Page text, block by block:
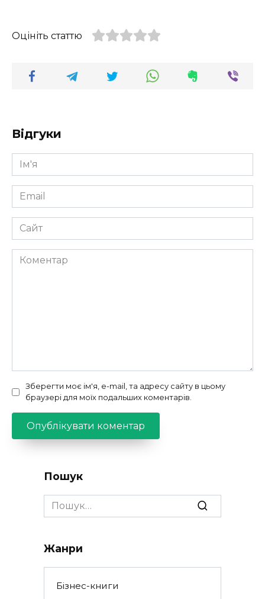
Оцініть статтю
Відгуки
Ім'я
*
Email
*
Сайт
Коментар
Зберегти моє ім'я, e-mail, та адресу сайту в цьому
браузері для моїх подальших коментарів.
Пошук
Search
for:
Жанри
Бізнес-книги